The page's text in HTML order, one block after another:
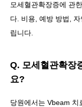
모세혈관확장증에 관
다. 비용, 예방 방법,
립니다.
Q. 모세혈관확장
요?
당원에서는 Vbeam 치